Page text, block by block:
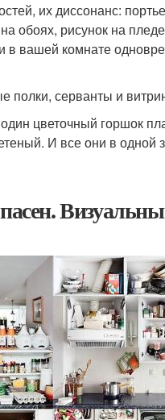
их диссонанс:
обоях, рисунок на
в вашей комнате
полки, серванты и
цветочный горшок
И все они в одной